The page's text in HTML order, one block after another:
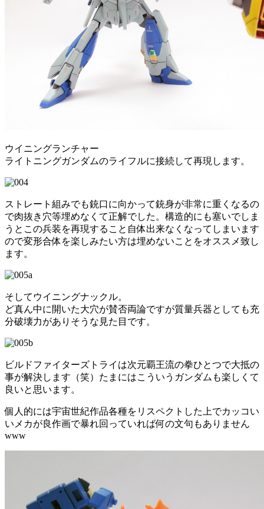
ウイニングランチャー
ライトニングガンダムのライフルに接続して再現します。
ストレート組みでも銃口に向かって銃身が非常に重くなるの
で肉抜き穴等埋めなくて正解でした。構造的にも塞いでしま
うとこの兵装を再現すること自体出来なくなってしまいます
ので変形合体を楽しみたい方は埋めないことをオススメ致し
ます。
そしてウイニングナックル。
ど真ん中に開いた大穴が賛否両論ですが質量兵器としても充
分破壊力がありそうな見た目です。
ビルドファイターズトライは次元覇王流の拳ひとつで大抵の
事が解決します（笑）たまにはこういうガンダムも楽しくて
良いと思います。
個人的には宇宙世紀作品各種をリスペクトした上でカッコい
いメカが良作画で暴れ回っていれば何の文句もありません
www